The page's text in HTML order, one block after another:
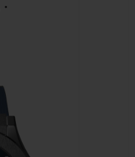
•